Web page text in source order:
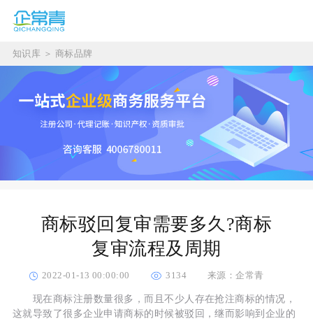
知识库 ＞ 商标品牌
商标驳回复审需要多久?商标
复审流程及周期
2022-01-13 00:00:00 3134 来源：企常青
现在商标注册数量很多，而且不少人存在抢注商标的情况，
这就导致了很多企业申请商标的时候被驳回，继而影响到企业的